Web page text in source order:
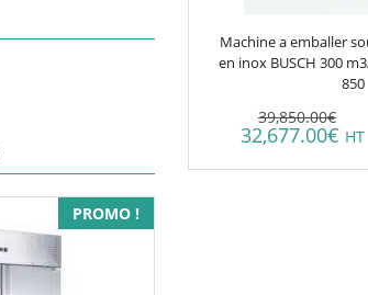
Machine a emballer
en inox BUSCH 300
850
39,850.00€
32,677.00€ HT
PROMO !